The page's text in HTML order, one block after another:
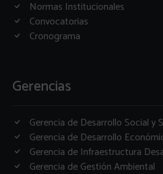
Normas Institucionales
Convocatorias
Cronograma
Gerencias
Gerencia de Desarrollo Social y
Gerencia de Desarrollo
Gerencia de Infraestructura
Gerencia de Gestión Ambiental